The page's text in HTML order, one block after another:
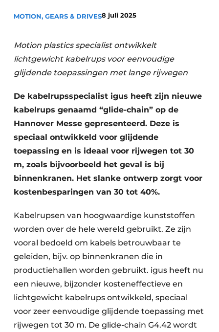
MOTION, GEARS & DRIVES8 juli 2025
Motion plastics specialist ontwikkelt
lichtgewicht kabelrups voor eenvoudige
glijdende toepassingen met lange rijwegen
De kabelrupsspecialist igus heeft zijn nieuwe
kabelrups genaamd “glide-chain” op de
Hannover Messe gepresenteerd. Deze is
speciaal ontwikkeld voor glijdende
toepassing en is ideaal voor rijwegen tot 30
m, zoals bijvoorbeeld het geval is bij
binnenkranen. Het slanke ontwerp zorgt voor
kostenbesparingen van 30 tot 40%.
Kabelrupsen van hoogwaardige kunststoffen
worden over de hele wereld gebruikt. Ze zijn
vooral bedoeld om kabels betrouwbaar te
geleiden, bijv. op binnenkranen die in
productiehallen worden gebruikt. igus heeft nu
een nieuwe, bijzonder kosteneffectieve en
lichtgewicht kabelrups ontwikkeld, speciaal
voor zeer eenvoudige glijdende toepassing met
rijwegen tot 30 m. De glide-chain G4.42 wordt